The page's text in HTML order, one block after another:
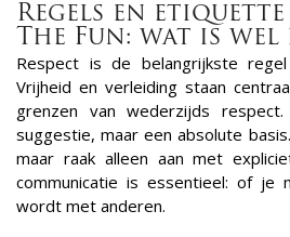
Regels en etiquette
The Fun: wat is wel
Respect is de belangrijkste
Vrijheid en verleiding staan
grenzen van wederzijds
suggestie, maar een absolute
maar raak alleen aan met
communicatie is essentieel: of je
wordt met anderen.